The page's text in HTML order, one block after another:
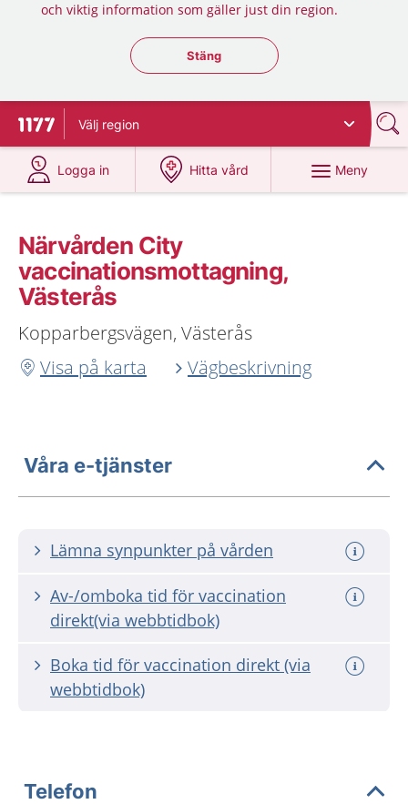
och viktig information som gäller just din region.
Stäng regionsväljaren
Stäng
Till startsidan för 1177
Välj region
Logga in
på 1177.se
Hitta vård
på 1177.se
Meny
Närvården City
vaccinationsmottagning,
Västerås
Kopparbergsvägen, Västerås
Visa på karta
Vägbeskrivning
Våra e-tjänster
Lämna synpunkter på vården
Av-/omboka tid för vaccination
direkt(via webbtidbok)
Boka tid för vaccination direkt (via
webbtidbok)
Telefon